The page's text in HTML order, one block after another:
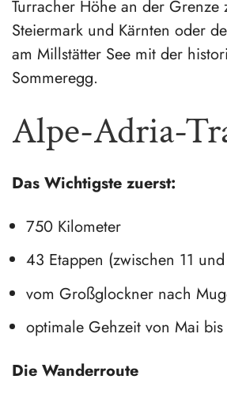
Turracher Höhe an der Grenze
Steiermark und Kärnten oder
am Millstätter See mit der
Sommeregg.
Alpe-Adria-
Das Wichtigste zuerst:
750 Kilometer
43 Etappen (zwischen 11
vom Großglockner nach
optimale Gehzeit von Mai
Die Wanderroute